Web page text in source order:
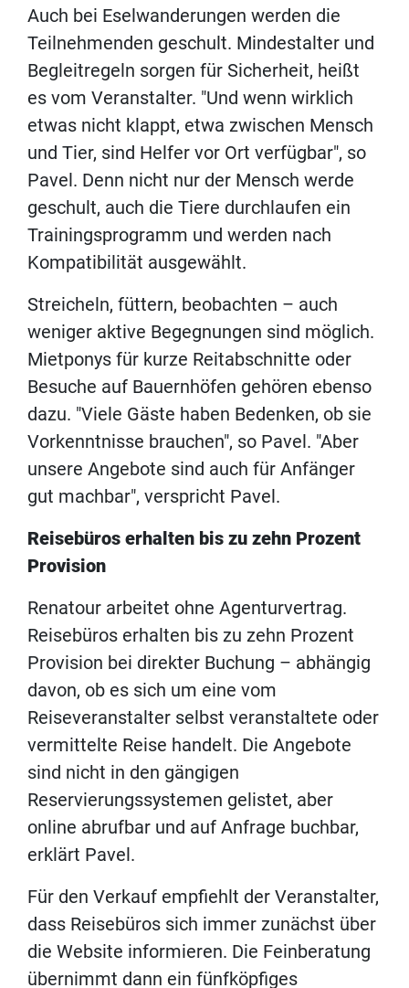
Auch bei Eselwanderungen werden die
Teilnehmenden geschult. Mindestalter und
Begleitregeln sorgen für Sicherheit, heißt
es vom Veranstalter. "Und wenn wirklich
etwas nicht klappt, etwa zwischen Mensch
und Tier, sind Helfer vor Ort verfügbar", so
Pavel. Denn nicht nur der Mensch werde
geschult, auch die Tiere durchlaufen ein
Trainingsprogramm und werden nach
Kompatibilität ausgewählt.
Streicheln, füttern, beobachten – auch
weniger aktive Begegnungen sind möglich.
Mietponys für kurze Reitabschnitte oder
Besuche auf Bauernhöfen gehören ebenso
dazu. "Viele Gäste haben Bedenken, ob sie
Vorkenntnisse brauchen", so Pavel. "Aber
unsere Angebote sind auch für Anfänger
gut machbar", verspricht Pavel.
Reisebüros erhalten bis zu zehn Prozent
Provision
Renatour arbeitet ohne Agenturvertrag.
Reisebüros erhalten bis zu zehn Prozent
Provision bei direkter Buchung – abhängig
davon, ob es sich um eine vom
Reiseveranstalter selbst veranstaltete oder
vermittelte Reise handelt. Die Angebote
sind nicht in den gängigen
Reservierungssystemen gelistet, aber
online abrufbar und auf Anfrage buchbar,
erklärt Pavel.
Für den Verkauf empfiehlt der Veranstalter,
dass Reisebüros sich immer zunächst über
die Website informieren. Die Feinberatung
übernimmt dann ein fünfköpfiges